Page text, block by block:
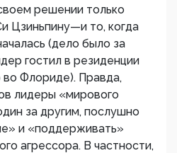
решении только
Цзиньпину—и то, когда
(дело было за
гостил в резиденции
Флориде). Правда,
лидеры «мирового
за другим, послушно
и «поддерживать»
агрессора. В частности,